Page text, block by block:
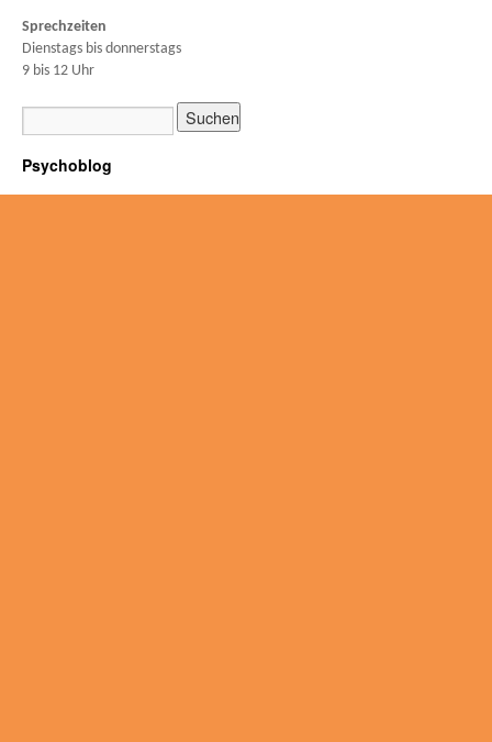
Sprechzeiten
Dienstags bis donnerstags
9 bis 12 Uhr
Psychoblog